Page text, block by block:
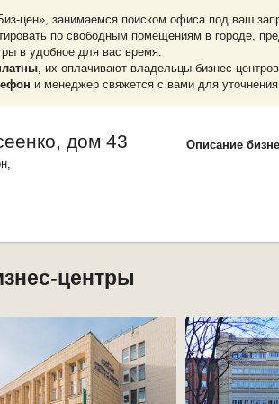
цен», занимаемся поиском офиса под ваш
по свободным помещениям в городе,
в удобное для вас время.
, их оплачивают владельцы бизнес-
и менеджер свяжется с вами для
дом 43 Описание
центры